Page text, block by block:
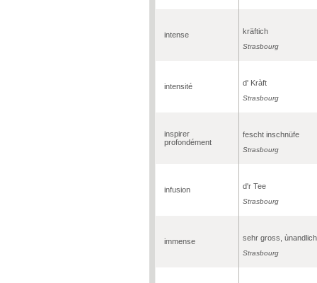
intense kräftich
Strasbourg
intensité d' Kràft
Strasbourg
inspirer
profondément
fescht inschnüfe
Strasbourg
infusion d'r Tee
Strasbourg
immense sehr gross, ùnandlich
Strasbourg